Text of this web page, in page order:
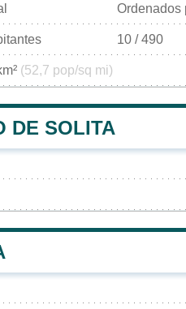
Ordenados
10 / 490
(52,7 pop/sq mi)
DE SOLITA